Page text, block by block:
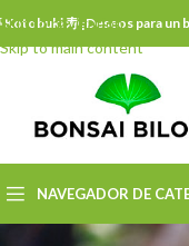
Skip to navigation
Skip to main content
Kotobuki 寿 ¡Deseos para un
NAVEGADOR DE